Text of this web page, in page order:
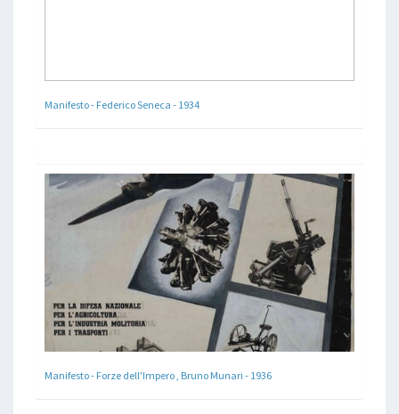
Manifesto - Federico Seneca - 1934
Manifesto - Forze dell'Impero , Bruno Munari - 1936